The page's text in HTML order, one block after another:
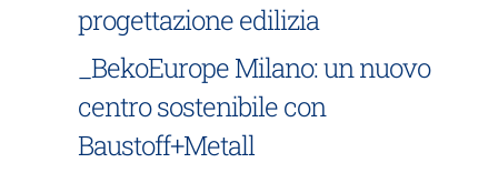
progettazione edilizia
_BekoEurope Milano: un nuovo
centro sostenibile con
Baustoff+Metall